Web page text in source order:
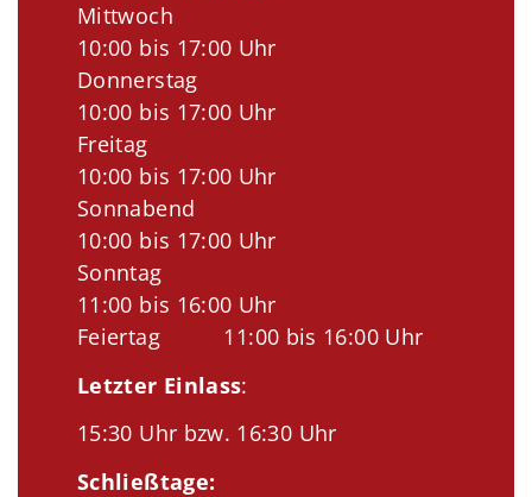
Mittwoch
10:00 bis 17:00 Uhr
Donnerstag
10:00 bis 17:00 Uhr
Freitag
10:00 bis 17:00 Uhr
Sonnabend
10:00 bis 17:00 Uhr
Sonntag
11:00 bis 16:00 Uhr
Feiertag 11:00 bis 16:00 Uhr
Letzter Einlass:
15:30 Uhr bzw. 16:30 Uhr
Schließtage: